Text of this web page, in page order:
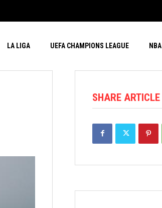
LA LIGA UEFA CHAMPIONS LEAGUE NBA
SHARE ARTICLE